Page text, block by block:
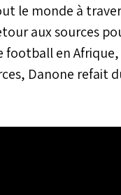
le monde à
aux sources
en Afrique,
Danone refait